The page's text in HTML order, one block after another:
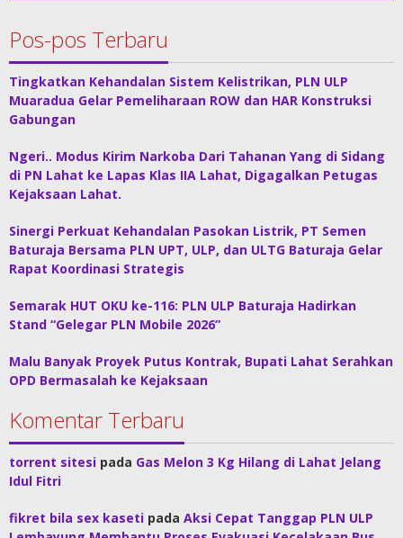
Pos-pos Terbaru
Tingkatkan Kehandalan Sistem Kelistrikan, PLN ULP
Muaradua Gelar Pemeliharaan ROW dan HAR Konstruksi
Gabungan
Ngeri.. Modus Kirim Narkoba Dari Tahanan Yang di Sidang
di PN Lahat ke Lapas Klas IIA Lahat, Digagalkan Petugas
Kejaksaan Lahat.
Sinergi Perkuat Kehandalan Pasokan Listrik, PT Semen
Baturaja Bersama PLN UPT, ULP, dan ULTG Baturaja Gelar
Rapat Koordinasi Strategis
Semarak HUT OKU ke-116: PLN ULP Baturaja Hadirkan
Stand “Gelegar PLN Mobile 2026”
Malu Banyak Proyek Putus Kontrak, Bupati Lahat Serahkan
OPD Bermasalah ke Kejaksaan
Komentar Terbaru
torrent sitesi pada Gas Melon 3 Kg Hilang di Lahat Jelang
Idul Fitri
fikret bila sex kaseti pada Aksi Cepat Tanggap PLN ULP